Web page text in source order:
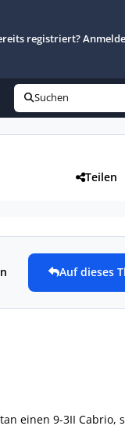
registriert?
Suchen
Teilen
Auf dieses
einen 9-3II Cabrio,